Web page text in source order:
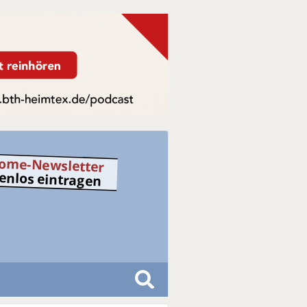
Newsletter
eintragen
S